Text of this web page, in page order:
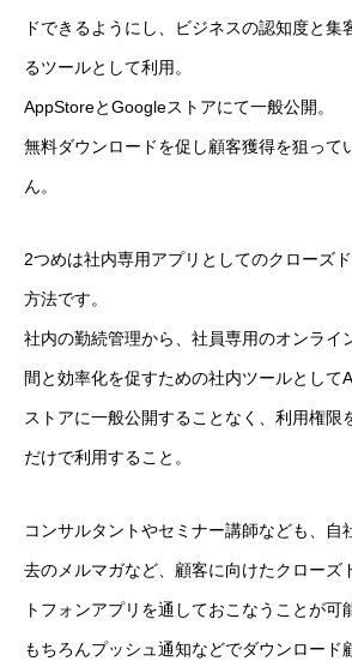
ドできるようにし、ビジネスの認知度と集
るツールとして利用。
AppStoreとGoogleストアにて一般公開。
無料ダウンロードを促し顧客獲得を狙って
ん。
2つめは社内専用アプリとしてのクローズ
方法です。
社内の勤続管理から、社員専用のオンライ
間と効率化を促すための社内ツールとして
ストアに一般公開することなく、利用権限
だけで利用すること。
コンサルタントやセミナー講師なども、自
去のメルマガなど、顧客に向けたクローズ
トフォンアプリを通しておこなうことが可
もちろんプッシュ通知などでダウンロード